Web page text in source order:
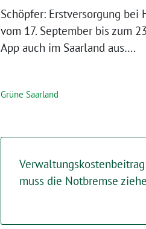
Schöpfer: Erstversorgung
vom 17. September bis zum
App auch im Saarland aus….
Grüne Saarland
muss die Notbremse